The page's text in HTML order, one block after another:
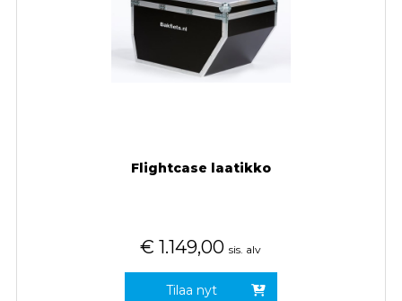
Flightcase laatikko
€ 1.149,00 sis. alv
Tilaa nyt